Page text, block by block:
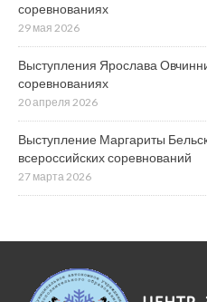
соревнованиях
29 мая 2026
Выступления Ярослава
соревнованиях
20 апреля 2026
Выступление Маргариты
всероссийских соревнований
27 марта 2026